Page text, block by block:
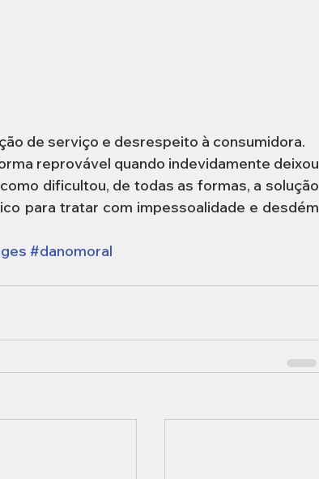
de serviço e desrespeito à consumidora.
reprovável quando indevidamente deixou
dificultou, de todas as formas, a solução
para tratar com impessoalidade e desdém
#danomoral